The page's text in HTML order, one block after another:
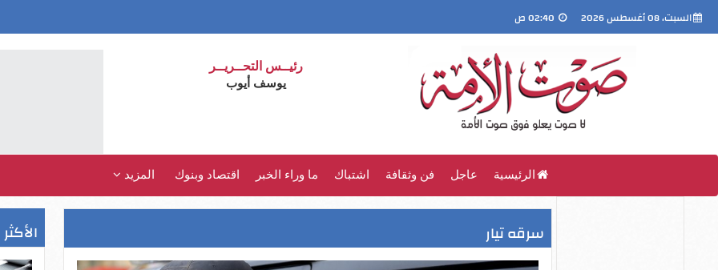
السبت، 08 أغسطس 2026
رئيــس التحــريــر
يوسف أيوب
الرئيسية عاجل فن وثقافة اشتباك ما وراء الخبر اقتصاد وبنوك المزيد
سرقه تيار